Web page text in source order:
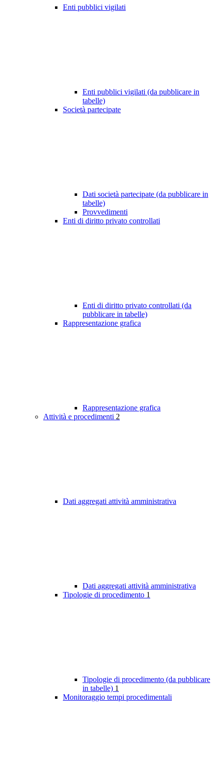
Enti pubblici vigilati
Enti pubblici vigilati (da pubblicare in
tabelle)
Società partecipate
Dati società partecipate (da pubblicare in
tabelle)
Provvedimenti
Enti di diritto privato controllati
Enti di diritto privato controllati (da
pubblicare in tabelle)
Rappresentazione grafica
Rappresentazione grafica
Attività e procedimenti 2
Dati aggregati attività amministrativa
Dati aggregati attività amministrativa
Tipologie di procedimento 1
Tipologie di procedimento (da pubblicare
in tabelle) 1
Monitoraggio tempi procedimentali